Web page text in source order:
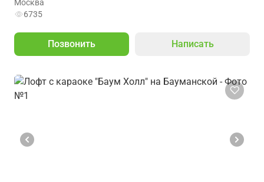
Москва
6735
Позвонить Написать